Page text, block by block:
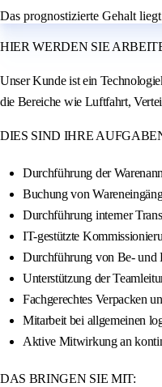
Das prognostizierte Gehalt
HIER WERDEN SIE
Unser Kunde ist ein
die Bereiche wie Luftfahrt,
DIES SIND IHRE
Durchführung der
Buchung von
Durchführung interner
IT-gestützte
Durchführung von Be- und
Unterstützung der
Fachgerechtes Verpacken
Mitarbeit bei allgemeinen
Aktive Mitwirkung an
DAS BRINGEN SIE MIT: